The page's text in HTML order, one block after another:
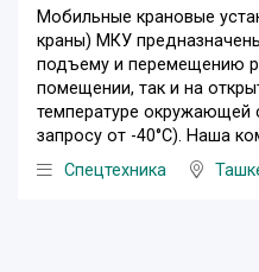
Мобильные крановые
краны) МКУ
подъему и перемещению
помещении, так и на
температуре окружающей
запросу от -40°С). Наша
Спецтехника